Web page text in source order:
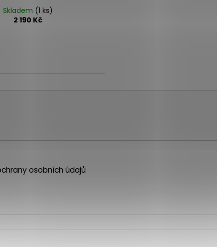
Skladem (1 ks)
2 190 Kč
osobních údajů